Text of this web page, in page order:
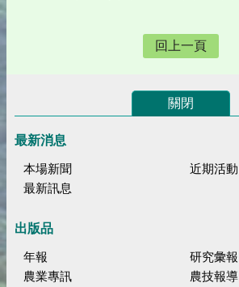
回上一頁
關閉
最新消息
本場新聞
近期活動
最新訊息
出版品
年報
研究彙報
農業專訊
農技報導